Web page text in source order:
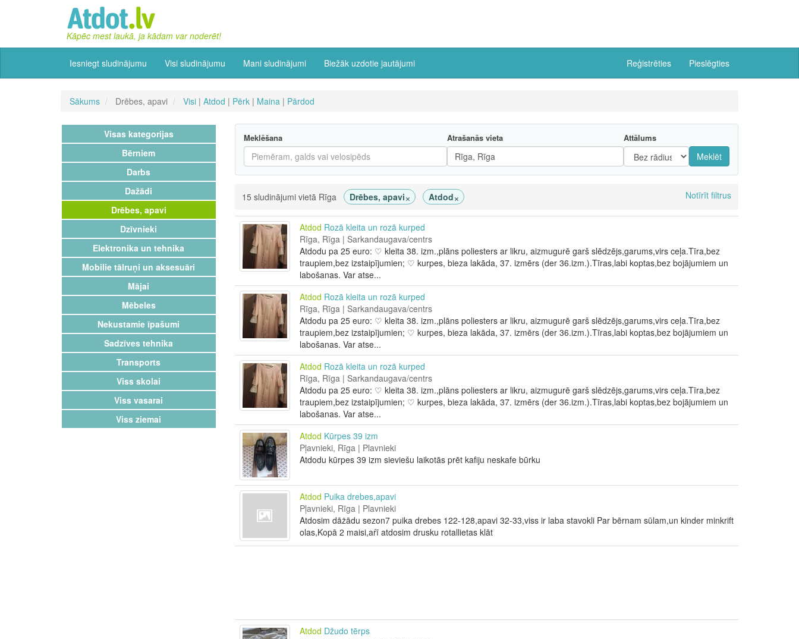
Kāpēc mest laukā, ja kādam var noderēt!
Iesniegt sludinājumu Visi sludinājumu Mani sludinājumi Biežāk uzdotie jautājumi Reģistrēties Pieslēgties
Sākums Drēbes, apavi Visi | Atdod | Pērk | Maina | Pārdod
Visas kategorijas
Bērniem
Darbs
Dažādi
Drēbes, apavi
Dzīvnieki
Elektronika un tehnika
Mobilie tālruņi un aksesuāri
Mājai
Mēbeles
Nekustamie īpašumi
Sadzīves tehnika
Transports
Viss skolai
Viss vasarai
Viss ziemai
Meklēšana Atrašanās vieta Attālums
Meklēt
15 sludinājumi vietā Rīga Drēbes, apavi× Atdod× Notīrīt filtrus
Atdod Rozā kleita un rozā kurped
Rīga, Rīga | Sarkandaugava/centrs
Atdodu pa 25 euro: ♡ kleita 38. izm.,plāns poliesters ar likru, aizmugurē garš slēdzējs,garums,virs ceļa.Tīra,bez
traupiem,bez izstaipījumien; ♡ kurpes, bieza lakāda, 37. izmērs (der 36.izm.).Tīras,labi koptas,bez bojājumiem un
labošanas. Var atse...
Atdod Rozā kleita un rozā kurped
Rīga, Rīga | Sarkandaugava/centrs
Atdodu pa 25 euro: ♡ kleita 38. izm.,plāns poliesters ar likru, aizmugurē garš slēdzējs,garums,virs ceļa.Tīra,bez
traupiem,bez izstaipījumien; ♡ kurpes, bieza lakāda, 37. izmērs (der 36.izm.).Tīras,labi koptas,bez bojājumiem un
labošanas. Var atse...
Atdod Rozā kleita un rozā kurped
Rīga, Rīga | Sarkandaugava/centrs
Atdodu pa 25 euro: ♡ kleita 38. izm.,plāns poliesters ar likru, aizmugurē garš slēdzējs,garums,virs ceļa.Tīra,bez
traupiem,bez izstaipījumien; ♡ kurpes, bieza lakāda, 37. izmērs (der 36.izm.).Tīras,labi koptas,bez bojājumiem un
labošanas. Var atse...
Atdod Kūrpes 39 izm
Pļavnieki, Rīga | Plavnieki
Atdodu kūrpes 39 izm sieviešu laikotās prēt kafiju neskafe būrku
Atdod Puika drebes,apavi
Pļavnieki, Rīga | Plavnieki
Atdosim dāżādu sezon7 puika drebes 122-128,apavi 32-33,viss ir laba stavokli Par bērnam sūlam,un kinder minkrift
olas,Kopā 2 maisi,aŕī atdosim drusku rotallietas klāt
Atdod Džudo tērps